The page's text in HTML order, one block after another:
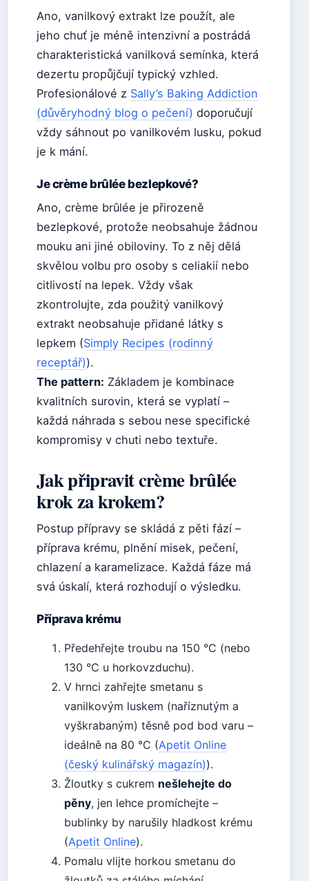
Ano, vanilkový extrakt lze použít, ale
jeho chuť je méně intenzivní a postrádá
charakteristická vanilková semínka, která
dezertu propůjčují typický vzhled.
Profesionálové z Sally’s Baking Addiction
(důvěryhodný blog o pečení) doporučují
vždy sáhnout po vanilkovém lusku, pokud
je k mání.
Je crème brûlée bezlepkové?
Ano, crème brûlée je přirozeně
bezlepkové, protože neobsahuje žádnou
mouku ani jiné obiloviny. To z něj dělá
skvělou volbu pro osoby s celiakií nebo
citlivostí na lepek. Vždy však
zkontrolujte, zda použitý vanilkový
extrakt neobsahuje přidané látky s
lepkem (Simply Recipes (rodinný
receptář)).
The pattern: Základem je kombinace
kvalitních surovin, která se vyplatí –
každá náhrada s sebou nese specifické
kompromisy v chuti nebo textuře.
Jak připravit crème brûlée
krok za krokem?
Postup přípravy se skládá z pěti fází –
příprava krému, plnění misek, pečení,
chlazení a karamelizace. Každá fáze má
svá úskalí, která rozhodují o výsledku.
Příprava krému
Předehřejte troubu na 150 °C (nebo
130 °C u horkovzduchu).
V hrnci zahřejte smetanu s
vanilkovým luskem (naříznutým a
vyškrabaným) těsně pod bod varu –
ideálně na 80 °C (Apetit Online
(český kulinářský magazín)).
Žloutky s cukrem nešlehejte do
pěny, jen lehce promíchejte –
bublinky by narušily hladkost krému
(Apetit Online).
Pomalu vlijte horkou smetanu do